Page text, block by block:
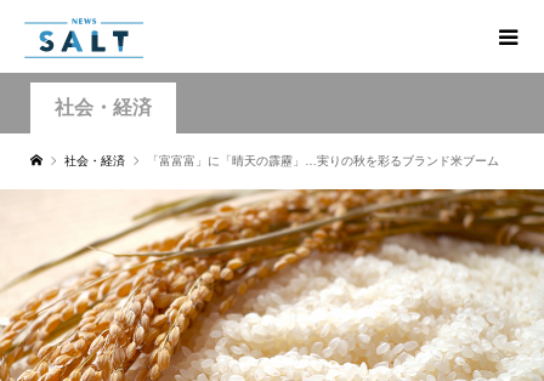
社会・経済
社会・経済 「富富富」に「晴天の霹靂」…実りの秋を彩るブランド米ブーム